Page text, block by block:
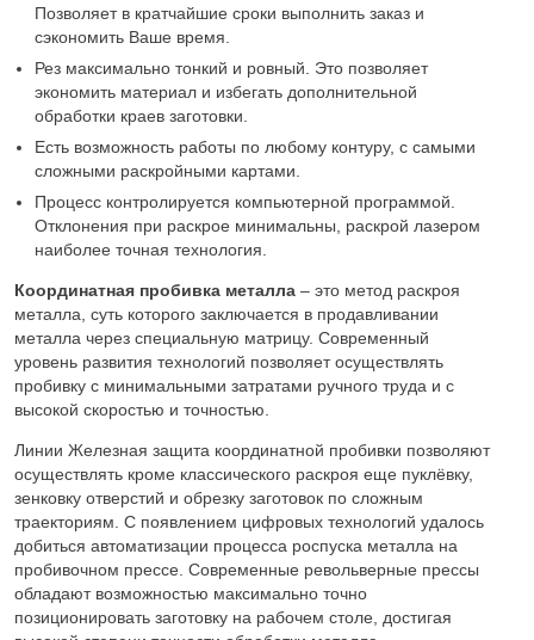
Позволяет в кратчайшие сроки выполнить заказ и
сэкономить Ваше время.
Рез максимально тонкий и ровный. Это позволяет
экономить материал и избегать дополнительной
обработки краев заготовки.
Есть возможность работы по любому контуру, с самыми
сложными раскройными картами.
Процесс контролируется компьютерной программой.
Отклонения при раскрое минимальны, раскрой лазером
наиболее точная технология.
Координатная пробивка металла – это метод раскроя
металла, суть которого заключается в продавливании
металла через специальную матрицу. Современный
уровень развития технологий позволяет осуществлять
пробивку с минимальными затратами ручного труда и с
высокой скоростью и точностью.
Линии Железная защита координатной пробивки позволяют
осуществлять кроме классического раскроя еще пуклёвку,
зенковку отверстий и обрезку заготовок по сложным
траекториям. С появлением цифровых технологий удалось
добиться автоматизации процесса роспуска металла на
пробивочном прессе. Современные револьверные прессы
обладают возможностью максимально точно
позиционировать заготовку на рабочем столе, достигая